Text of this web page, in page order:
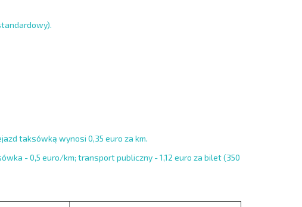
taksówką wynosi 0,35 euro za km.
- 0,5 euro/km; transport publiczny - 1,12 euro za bilet (350